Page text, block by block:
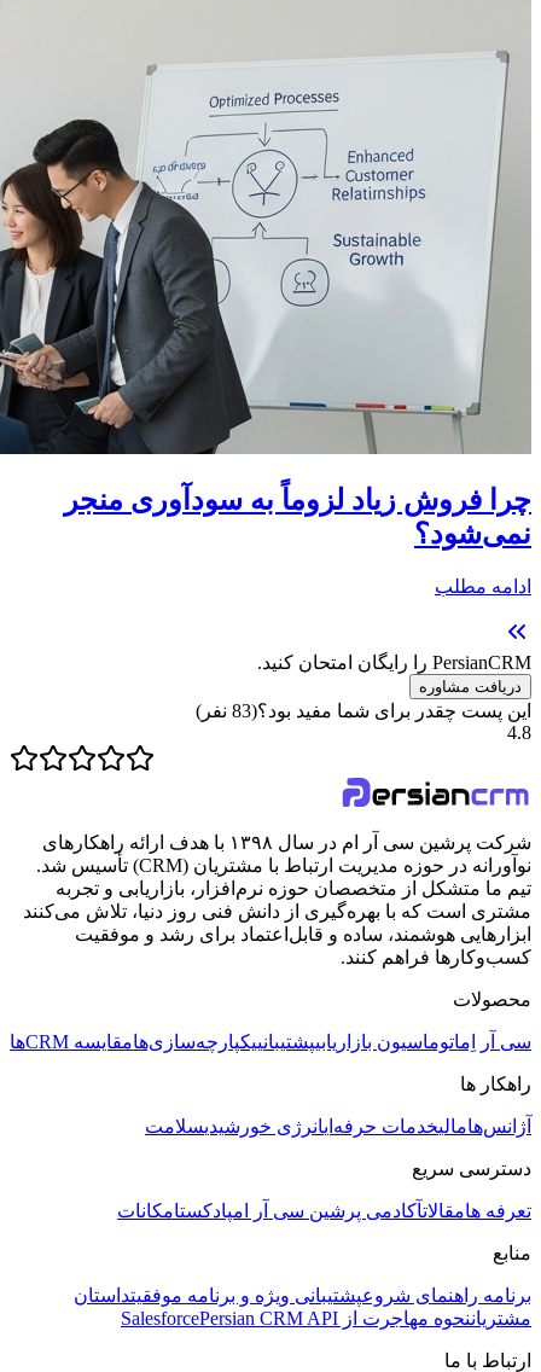
چرا فروش زیاد لزوماً به سودآوری منجر
نمی‌شود؟
ادامه مطلب
PersianCRM را رایگان امتحان کنید.
دریافت مشاوره
این پست چقدر برای شما مفید بود؟(
83 نفر)
4.8
شرکت پرشین سی آر ام در سال ۱۳۹۸ با هدف ارائه راهکارهای
نوآورانه در حوزه مدیریت ارتباط با مشتریان (CRM) تأسیس شد.
تیم ما متشکل از متخصصان حوزه نرم‌افزار، بازاریابی و تجربه
مشتری است که با بهره‌گیری از دانش فنی روز دنیا، تلاش می‌کنند
ابزارهایی هوشمند، ساده و قابل‌اعتماد برای رشد و موفقیت
کسب‌وکارها فراهم کنند.
محصولات
سی آر اِماتوماسیون بازاریابیپشتیبانییکپارچه‌سازی‌هامقایسه CRMها
راهکار ها
آژانس‌هامالیخدمات حرفه‌ایانرژی خورشیدیسلامت
دسترسی سریع
تعرفه هامقالاتآکادمی پرشین سی آر امپادکستامکانات
منابع
برنامه راهنمای شروعپشتیبانی ویژه و برنامه موفقیتداستان
مشتریاننحوه مهاجرت از Salesforce Persian CRM API
ارتباط با ما